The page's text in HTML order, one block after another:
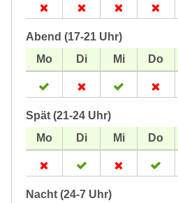
Abend (17-21 Uhr)
Spät (21-24 Uhr)
Nacht (24-7 Uhr)